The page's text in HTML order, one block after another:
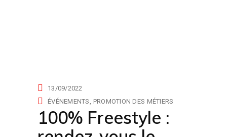
13/09/2022
ÉVÉNEMENTS PROMOTION DES MÉTIERS
100% Freestyle :